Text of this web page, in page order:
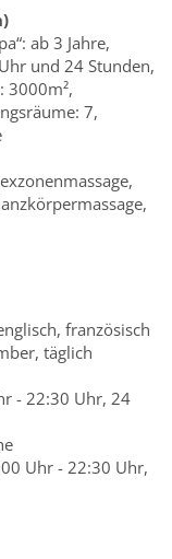
ab 3 Jahre,
und 24 Stunden,
3000m²,
7,
französisch
täglich
- 22:30 Uhr, 24
Uhr - 22:30 Uhr,